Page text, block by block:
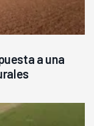
a una